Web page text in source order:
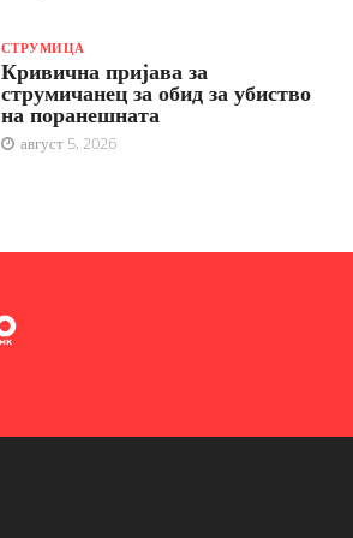
СТРУМИЦА
Кривична пријава за
струмичанец за обид за убиство
на поранешната
август 5, 2026